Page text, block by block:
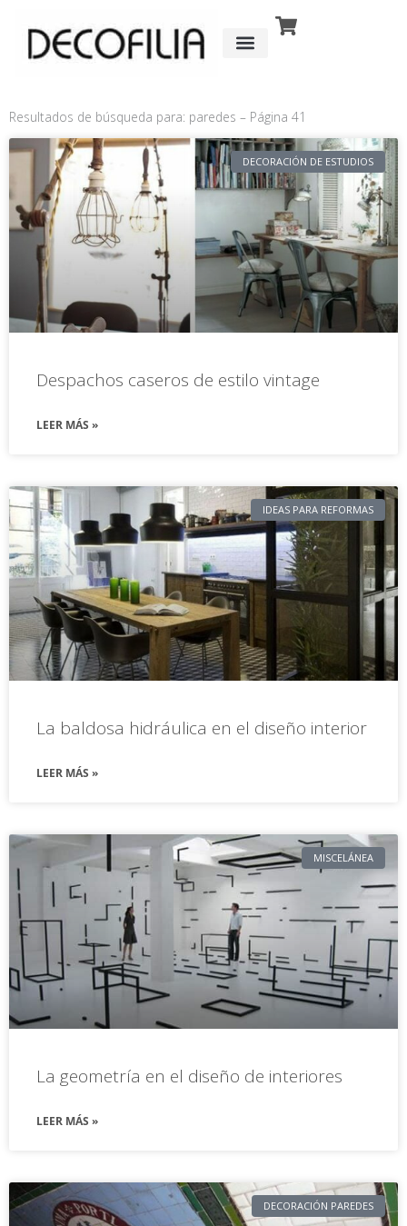
contenido
Resultados de búsqueda para: paredes – Página 41
DECORACIÓN DE ESTUDIOS
Despachos caseros de estilo vintage
LEER MÁS »
IDEAS PARA REFORMAS
La baldosa hidráulica en el diseño interior
LEER MÁS »
MISCELÁNEA
La geometría en el diseño de interiores
LEER MÁS »
DECORACIÓN PAREDES
Página PáginaPáginaPáginaPáginaPágina